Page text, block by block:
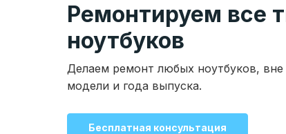
Ремонтируем все
ноутбуков
Делаем ремонт любых ноутбуков, вне
модели и года выпуска.
Бесплатная консультация